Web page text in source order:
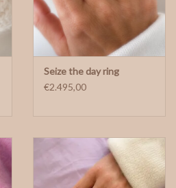
Seize the day ring
€2.495,00